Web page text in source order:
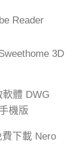
Reader
3D
軟體 DWG
機版
下載 Nero